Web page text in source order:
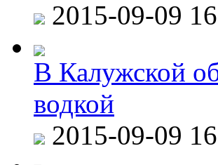
2015-09-09
В Калужской
водкой
2015-09-09